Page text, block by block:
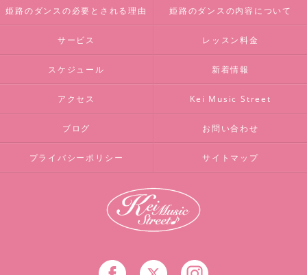
姫路のダンスの必要とされる理由 姫路のダンスの内容について
サービス レッスン料金
スケジュール 新着情報
アクセス Kei Music Street
ブログ お問い合わせ
プライバシーポリシー サイトマップ